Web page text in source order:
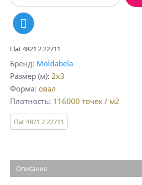
Flat 4821 2 22711
Бренд Moldabela
Размер (м) 2x3
Форма овал
Плотность 116000 точек / м2
Flat 4821 2 22711
Описание